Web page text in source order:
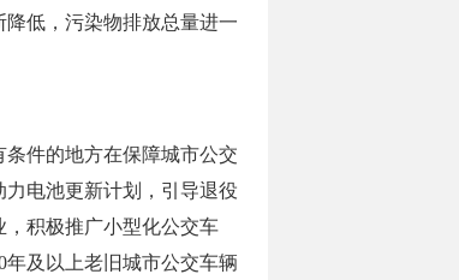
低，污染物排放总量进一
件的地方在保障城市公交
电池更新计划，引导退役
积极推广小型化公交车
及以上老旧城市公交车辆